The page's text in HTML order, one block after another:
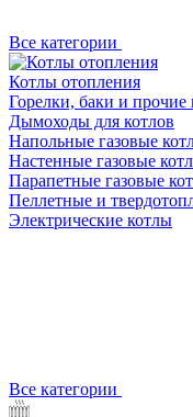
Все категории
Котлы отопления
Горелки, баки и
Дымоходы для котлов
Напольные газовые
Настенные газовые
Парапетные газовые
Пеллетные и
Электрические котлы
Все категории